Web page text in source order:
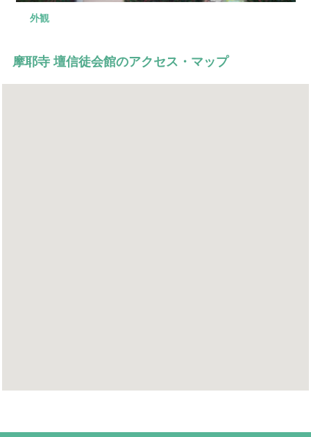
外観
外観
外観
外観
外観
摩耶寺 壇信徒会館のアクセス・マップ